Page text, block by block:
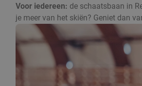
Voor iedereen: de schaatsbaan in
je meer van het skiën? Geniet dan